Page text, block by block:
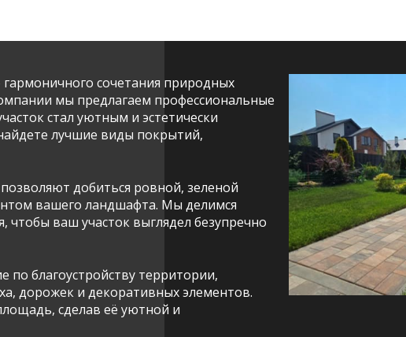
сочетания природных
мы предлагаем профессиональные
стал уютным и эстетически
лучшие виды покрытий,
добиться ровной, зеленой
вашего ландшафта. Мы делимся
чтобы ваш участок выглядел безупречно
благоустройству территории,
дорожек и декоративных элементов.
сделав её уютной и